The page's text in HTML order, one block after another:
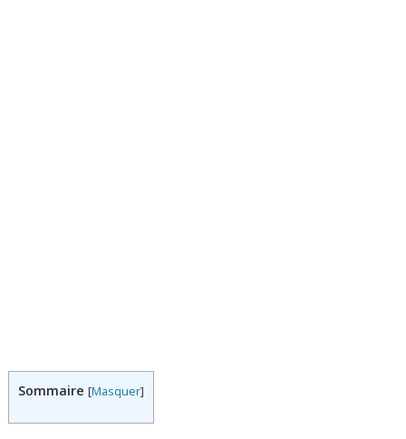
Sommaire [Masquer]